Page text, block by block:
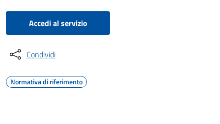
Accedi al servizio
Condividi
Normativa di riferimento